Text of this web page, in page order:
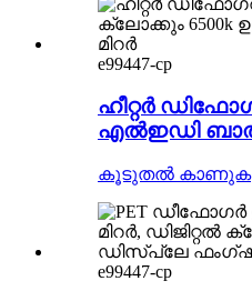
e99447-cp
ഹീറ്റർ
എൽഇഡി
കൂടുതൽ കാണുക
e99447-cp